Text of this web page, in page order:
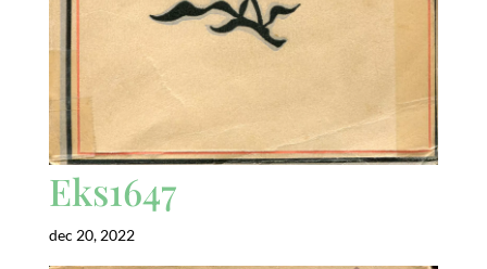
Eks1647
dec 20, 2022